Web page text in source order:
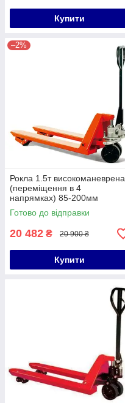
Купити
–2%
Рокла 1.5т високоманеврена
(переміщення в 4
напрямках) 85-200мм
POWERLIFT HPT15GP2
Готово до відправки
20 482 ₴ 20 900 ₴
Купити